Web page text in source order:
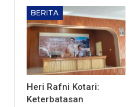
BERITA
Heri Rafni Kotari:
Keterbatasan